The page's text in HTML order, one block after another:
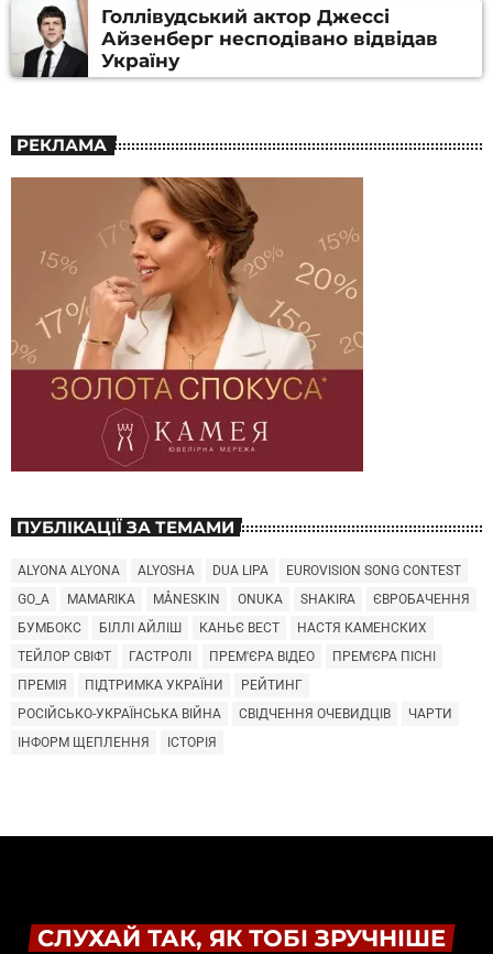
Голлівудський актор Джессі
Айзенберг несподівано відвідав
Україну
РЕКЛАМА
ПУБЛІКАЦІЇ ЗА ТЕМАМИ
ALYONA ALYONA ALYOSHA DUA LIPA
EUROVISION SONG CONTEST
GO_A
MAMARIKA MÅNESKIN ONUKA SHAKIRA
ЄВРОБАЧЕННЯ
БУМБОКС
БІЛЛІ АЙЛІШ КАНЬЄ ВЕСТ
НАСТЯ КАМЕНСКИХ
ТЕЙЛОР СВІФТ
ГАСТРОЛІ ПРЕМ'ЄРА ВІДЕО
ПРЕМ'ЄРА ПІСНІ
ПРЕМІЯ
ПІДТРИМКА УКРАЇНИ
РЕЙТИНГ
РОСІЙСЬКО-УКРАЇНСЬКА ВІЙНА
СВІДЧЕННЯ ОЧЕВИДЦІВ
ЧАРТИ
ІНФОРМ ЩЕПЛЕННЯ
ІСТОРІЯ
СЛУХАЙ ТАК, ЯК ТОБІ ЗРУЧНІШЕ